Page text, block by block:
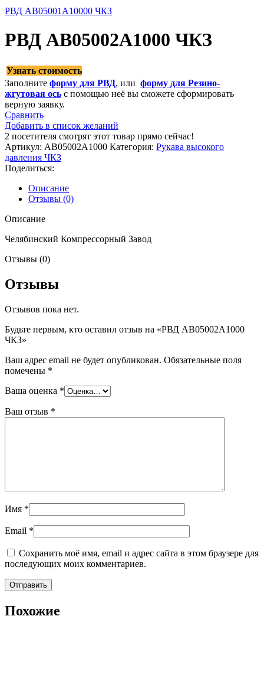
РВД AB05001A10000 ЧКЗ
РВД AB05002A1000 ЧКЗ
Узнать стоимость
Заполните форму для РВД, или форму для Резино-
жгутовая ось с помощью неё вы сможете сформировать
верную заявку.
Сравнить
Добавить в список желаний
2 посетителя смотрят этот товар прямо сейчас!
Артикул: AB05002A1000 Категория: Рукава высокого
давления ЧКЗ
Поделиться:
Описание
Отзывы (0)
Описание
Челябинский Компрессорный Завод
Отзывы (0)
Отзывы
Отзывов пока нет.
Будьте первым, кто оставил отзыв на «РВД AB05002A1000
ЧКЗ»
Ваш адрес email не будет опубликован. Обязательные поля
помечены *
Ваша оценка *
Ваш отзыв *
Имя *
Email *
Сохранить моё имя, email и адрес сайта в этом браузере для
последующих моих комментариев.
Похожие